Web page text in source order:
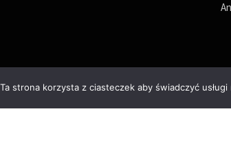
Ta strona korzysta z ciasteczek aby świadczyć